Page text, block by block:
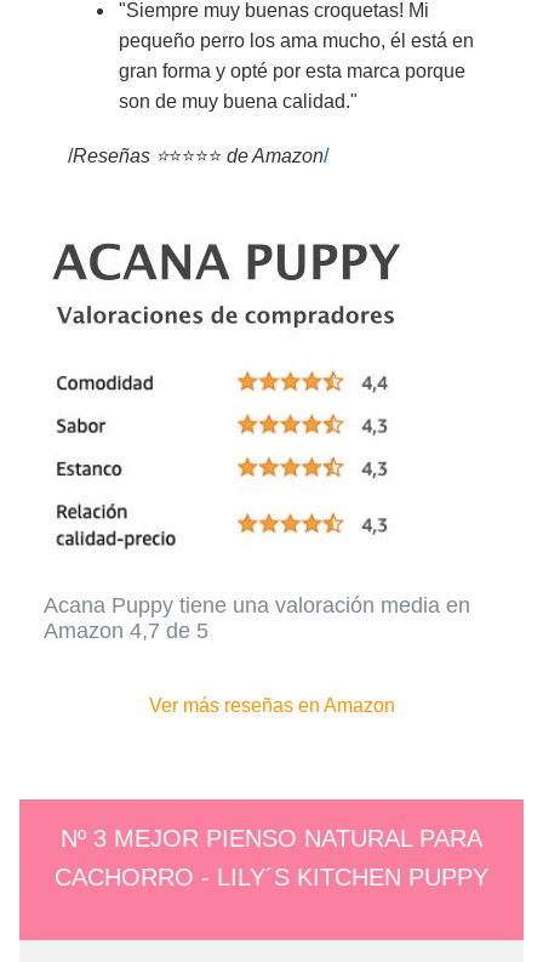
"Siempre muy buenas croquetas! Mi
pequeño perro los ama mucho, él está en
gran forma y opté por esta marca porque
son de muy buena calidad."
/Reseñas ⭐⭐⭐⭐⭐ de Amazon/
Acana Puppy tiene una valoración media en
Amazon 4,7 de 5
Ver más reseñas en Amazon
Nº 3 MEJOR PIENSO NATURAL PARA
CACHORRO - LILY´S KITCHEN PUPPY